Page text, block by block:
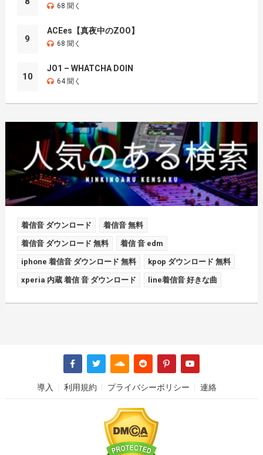
68 聞く
9
ACEes【真夜中のZOO】
68 聞く
10
JO1 – WHATCHA DOIN
64 聞く
着信音 ダウンロード 着信音 無料
着信音 ダウンロード 無料 着信 音 edm
iphone 着信音 ダウンロード 無料 kpop ダウンロード 無料
xperia 内蔵 着信 音 ダウンロード line着信音 好きな曲
導入 利用規約 プライバシーポリシー 連絡